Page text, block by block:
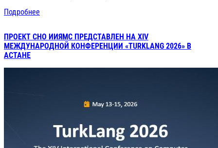
Подробнее
ПРОЕКТ СНО ИИЯМС ПРЕДСТАВЛЕН НА ХIV
МЕЖДУНАРОДНОЙ КОНФЕРЕНЦИИ «TURKLANG 2026» В
АСТАНЕ